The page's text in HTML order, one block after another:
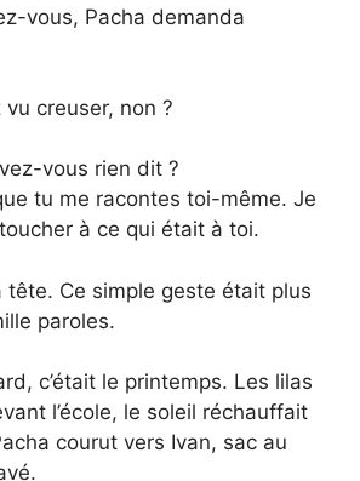
vous, Pacha demanda
creuser, non ?
vous rien dit ?
tu me racontes toi-même. Je
à ce qui était à toi.
tête. Ce simple geste était plus
paroles.
c’était le printemps. Les lilas
l’école, le soleil réchauffait
courut vers Ivan, sac au